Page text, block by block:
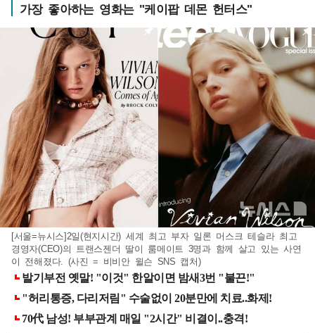
가장 좋아하는 영화는 "케이팝 데몬 헌터스"
[서울=뉴시스]2일(현지시간) 세계 최고 부자 일론 머스크 테슬라 최고
경영자(CEO)의 트랜스젠더 딸이 룸메이트 3명과 함께 살고 있는 사연
이 전해졌다. (사진 = 비비안 윌슨 SNS 캡처)